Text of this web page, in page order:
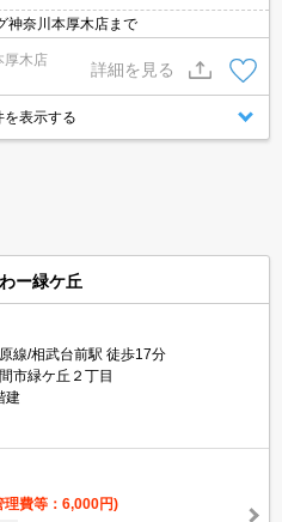
神奈川本厚木店まで
厚木店
詳細を見る
を表示する
ー緑ケ丘
線/相武台前駅 徒歩17分
市緑ケ丘２丁目
建
理費等：6,000円)